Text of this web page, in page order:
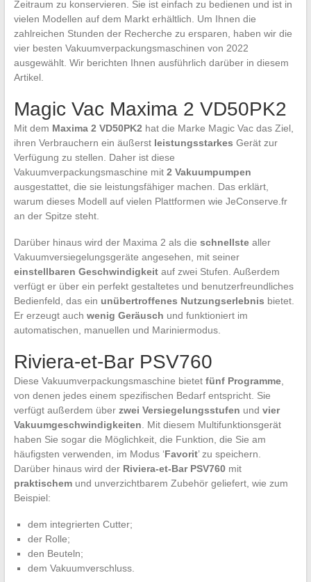
Zeitraum zu konservieren. Sie ist einfach zu bedienen und ist in
vielen Modellen auf dem Markt erhältlich. Um Ihnen die
zahlreichen Stunden der Recherche zu ersparen, haben wir die
vier besten Vakuumverpackungsmaschinen von 2022
ausgewählt. Wir berichten Ihnen ausführlich darüber in diesem
Artikel.
Magic Vac Maxima 2 VD50PK2
Mit dem Maxima 2 VD50PK2 hat die Marke Magic Vac das Ziel,
ihren Verbrauchern ein äußerst leistungsstarkes Gerät zur
Verfügung zu stellen. Daher ist diese
Vakuumverpackungsmaschine mit 2 Vakuumpumpen
ausgestattet, die sie leistungsfähiger machen. Das erklärt,
warum dieses Modell auf vielen Plattformen wie JeConserve.fr
an der Spitze steht.
Darüber hinaus wird der Maxima 2 als die schnellstealler
Vakuumversiegelungsgeräte angesehen, mit seiner
einstellbaren Geschwindigkeitauf zwei Stufen. Außerdem
verfügt er über ein perfekt gestaltetes und benutzerfreundliches
Bedienfeld, das ein unübertroffenes Nutzungserlebnis bietet.
Er erzeugt auch wenig Geräusch und funktioniert im
automatischen, manuellen und Mariniermodus.
Riviera-et-Bar PSV760
Diese Vakuumverpackungsmaschine bietet fünf Programme,
von denen jedes einem spezifischen Bedarf entspricht. Sie
verfügt außerdem über zwei Versiegelungsstufen und vier
Vakuumgeschwindigkeiten . Mit diesem Multifunktionsgerät
haben Sie sogar die Möglichkeit, die Funktion, die Sie am
häufigsten verwenden, im Modus ‘Favorit’ zu speichern.
Darüber hinaus wird der Riviera-et-Bar PSV760mit
praktischemund unverzichtbarem Zubehör geliefert, wie zum
Beispiel:
dem integrierten Cutter;
der Rolle;
den Beuteln;
dem Vakuumverschluss.